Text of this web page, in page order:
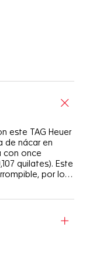
este TAG Heuer
de nácar en
con once
quilates). Este
por lo
de diámetro